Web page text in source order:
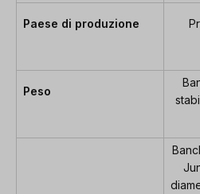
Paese di produzione
Peso